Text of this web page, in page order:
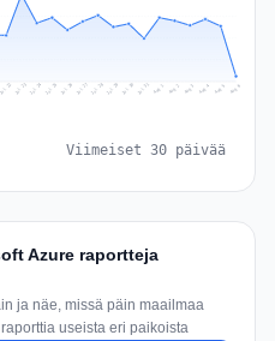
Jul 22 Jul 23 Jul 24 Jul 25 Jul 26 Jul 27 Jul 28 Jul 29 Jul 30 Jul 31 Aug 1 Aug 2 Aug 3 Aug 4 Aug 5 Aug 6
Viimeiset 30 päivää
Azure raportteja
ja näe, missä päin maailmaa
useista eri paikoista